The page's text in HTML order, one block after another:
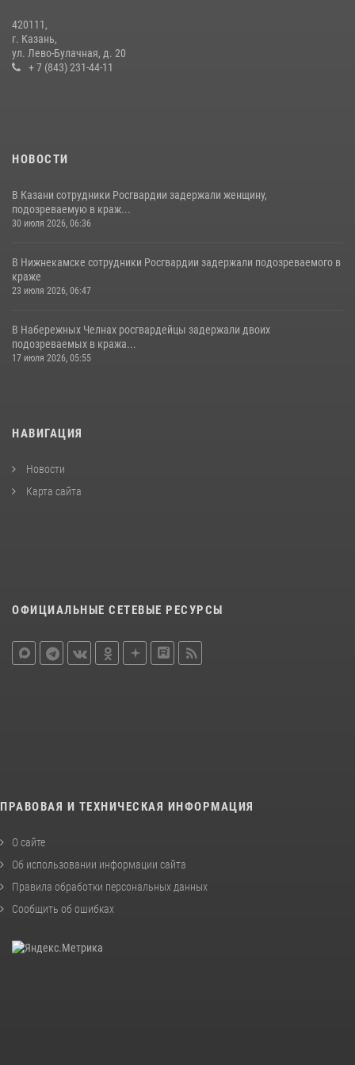
Росгвардии
15 июля 2026, 08:41
420111,
г. Казань,
ул. Лево-Булачная, д. 20
+ 7 (843) 231-44-11
НОВОСТИ
В Казани сотрудники Росгвардии задержали женщину,
подозреваемую в краж...
30 июля 2026, 06:36
В Нижнекамске сотрудники Росгвардии задержали подозреваемого в
краже
23 июля 2026, 06:47
В Набережных Челнах росгвардейцы задержали двоих
подозреваемых в кража...
17 июля 2026, 05:55
НАВИГАЦИЯ
Новости
Карта сайта
ОФИЦИАЛЬНЫЕ СЕТЕВЫЕ РЕСУРСЫ
ПРАВОВАЯ И ТЕХНИЧЕСКАЯ ИНФОРМАЦИЯ
О сайте
Об использовании информации сайта
Правила обработки персональных данных
Сообщить об ошибках